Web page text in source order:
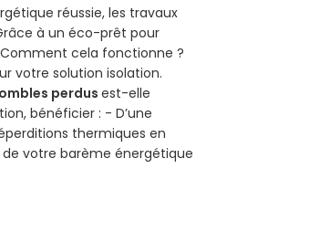
réussie, les travaux
à un éco-prêt pour
Comment cela fonctionne ?
votre solution isolation.
perdusest-elle
bénéficier : - D’une
thermiques en
votre barème énergétique